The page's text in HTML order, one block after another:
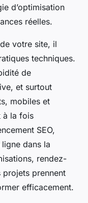
d’optimisation
réelles.
votre site, il
techniques.
de
et surtout
mobiles et
à la fois
SEO,
dans la
rendez-
prennent
efficacement.